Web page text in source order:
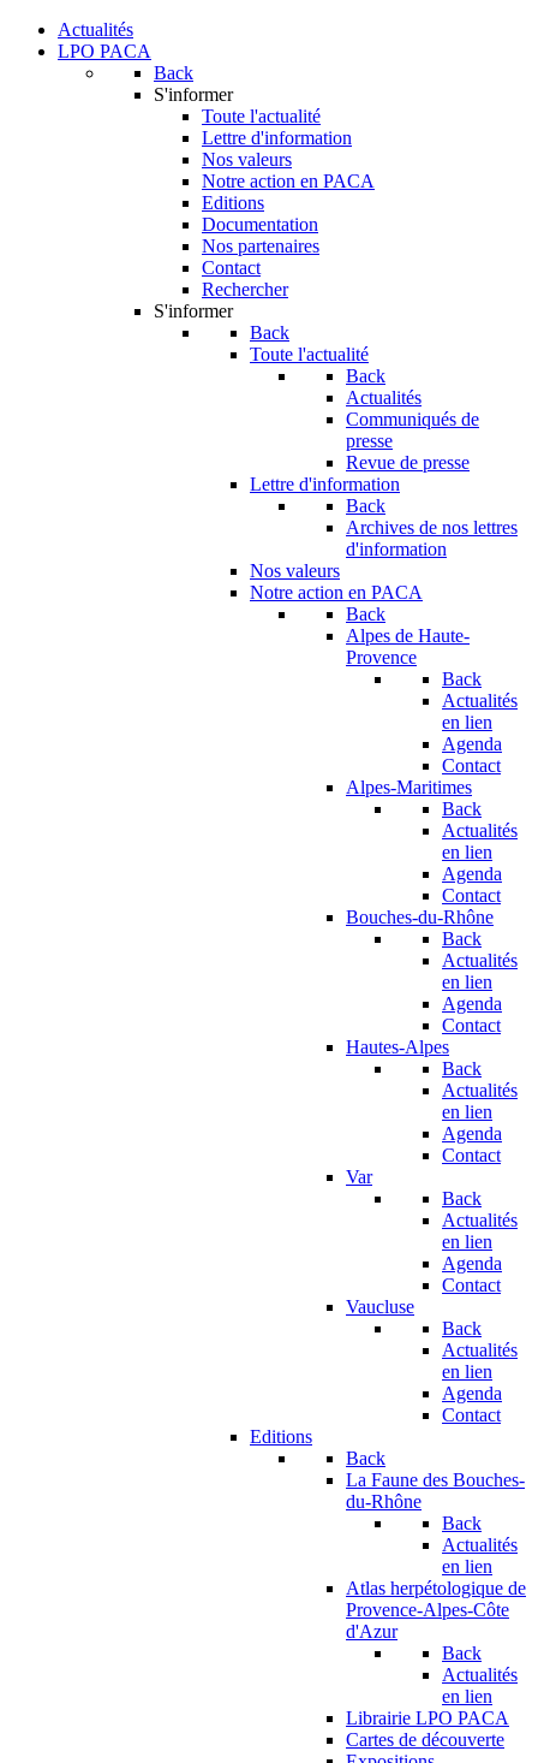
Actualités
LPO PACA
Back
S'informer
Toute l'actualité
Lettre d'information
Nos valeurs
Notre action en PACA
Editions
Documentation
Nos partenaires
Contact
Rechercher
S'informer
Back
Toute l'actualité
Back
Actualités
Communiqués de
presse
Revue de presse
Lettre d'information
Back
Archives de nos lettres
d'information
Nos valeurs
Notre action en PACA
Back
Alpes de Haute-
Provence
Back
Actualités
en lien
Agenda
Contact
Alpes-Maritimes
Back
Actualités
en lien
Agenda
Contact
Bouches-du-Rhône
Back
Actualités
en lien
Agenda
Contact
Hautes-Alpes
Back
Actualités
en lien
Agenda
Contact
Var
Back
Actualités
en lien
Agenda
Contact
Vaucluse
Back
Actualités
en lien
Agenda
Contact
Editions
Back
La Faune des Bouches-
du-Rhône
Back
Actualités
en lien
Atlas herpétologique de
Provence-Alpes-Côte
d'Azur
Back
Actualités
en lien
Librairie LPO PACA
Cartes de découverte